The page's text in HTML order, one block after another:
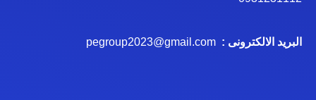
البريد الالكترونى :